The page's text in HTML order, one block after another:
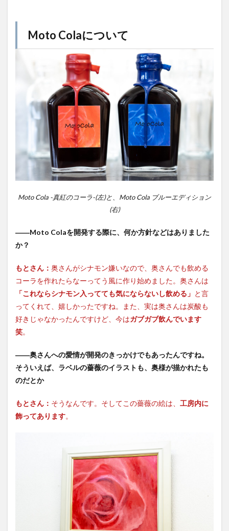
Moto Colaについて
Moto Cola -真紅のコーラ-(左)と、Moto Cola ブルーエディション
(右)
――Moto Colaを開発する際に、何か方針などはありました
か？
もとさん： 奥さんがシナモン嫌いなので、奥さんでも飲める
コーラを作れたらなーってう風に作り始めました。奥さんは
「これならシナモン入ってても気にならないし飲める」 と言
ってくれて、嬉しかったですね。また、実は奥さんは炭酸も
好きじゃなかったんですけど、今はガブガブ飲んでいます
笑。
――奥さんへの愛情が開発のきっかけでもあったんですね。
そういえば、ラベルの薔薇のイラストも、奥様が描かれたも
のだとか
もとさん： そうなんです。そしてこの薔薇の絵は、 工房内に
飾ってあります。